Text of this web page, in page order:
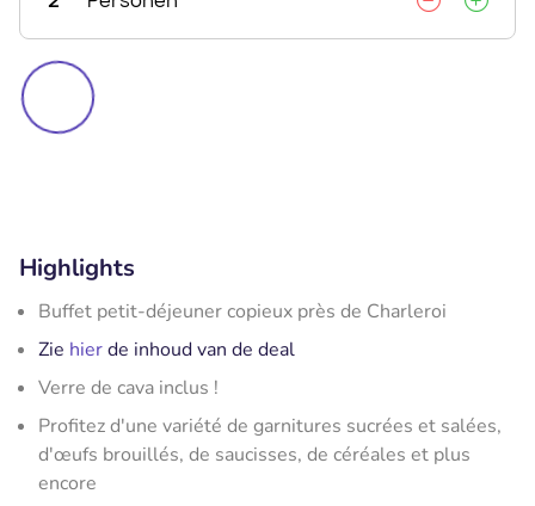
Highlights
Buffet petit-déjeuner copieux près de Charleroi
Zie hierde inhoud van de deal
Verre de cava inclus !
Profitez d'une variété de garnitures sucrées et salées,
d'œufs brouillés, de saucisses, de céréales et plus
encore